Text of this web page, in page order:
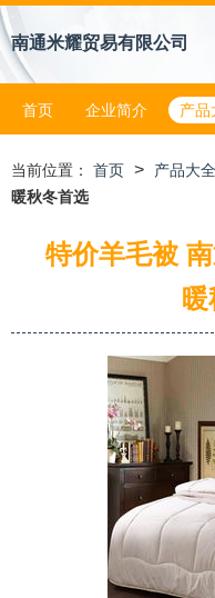
南通米耀贸易有限公司
首页 企业简介 产品
当前位置： 首页 > 产品大全
暖秋冬首选
特价羊毛被